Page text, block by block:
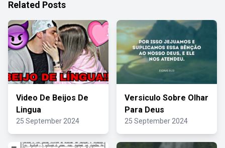
Related Posts
Video De Beijos De
Lingua
25 September 2024
Versiculo Sobre Olhar
Para Deus
25 September 2024